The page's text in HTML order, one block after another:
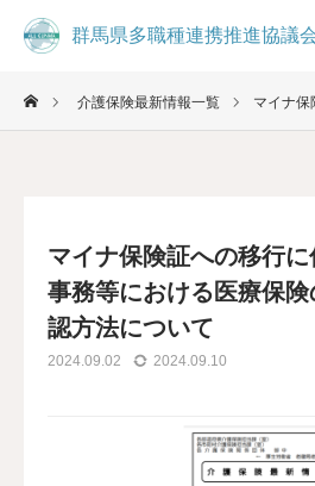
群馬県多職種連携推進協議
介護保険最新情報一覧 マイナ保険証への移行
マイナ保険証への移行
事務等における医療保
認方法について
2024.09.02 2024.09.10
群馬県多職種連携推進協議
コミュニティ
群馬県多職種連携推進協議会について